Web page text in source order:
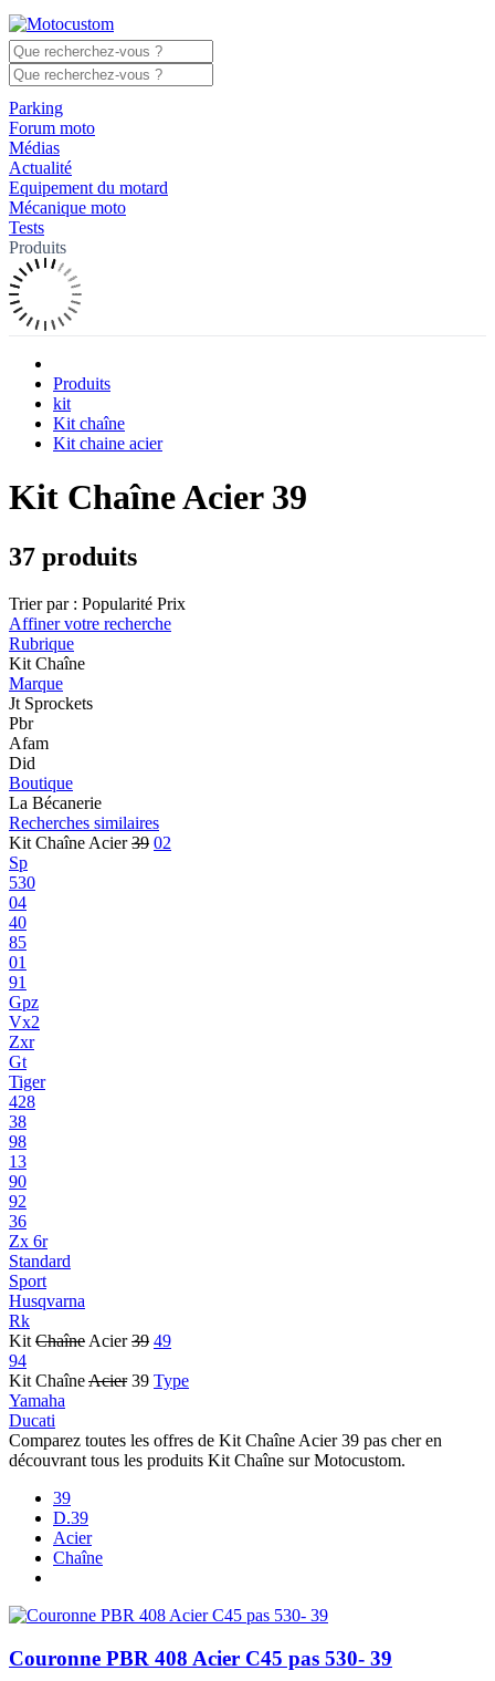
Parking
Forum moto
Médias
Actualité
Equipement du motard
Mécanique moto
Tests
Produits
Produits
kit
Kit chaîne
Kit chaine acier
Kit Chaîne Acier 39
37 produits
Trier par : Popularité Prix
Affiner votre recherche
Rubrique
Kit Chaîne
Marque
Jt Sprockets
Pbr
Afam
Did
Boutique
La Bécanerie
Recherches similaires
Kit Chaîne Acier39 02
Sp
530
04
40
85
01
91
Gpz
Vx2
Zxr
Gt
Tiger
428
38
98
13
90
92
36
Zx 6r
Standard
Sport
Husqvarna
Rk
Kit Chaîne Acier39 49
94
Kit ChaîneAcier39 Type
Yamaha
Ducati
Comparez toutes les offres de Kit Chaîne Acier 39 pas cher en
découvrant tous les produits Kit Chaîne sur Motocustom.
39
D.39
Acier
Chaîne
Couronne PBR 408 Acier C45 pas 530- 39